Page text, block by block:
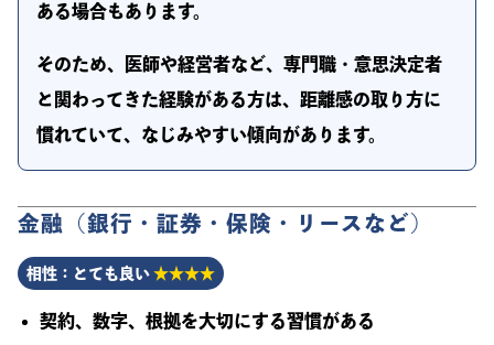
ある場合もあります。
そのため、医師や経営者など、専門職・意思決定者
と関わってきた経験がある方は、距離感の取り方に
慣れていて、なじみやすい傾向があります。
金融（銀行・証券・保険・リースなど）
相性：とても良い ★★★★
契約、数字、根拠を大切にする習慣がある